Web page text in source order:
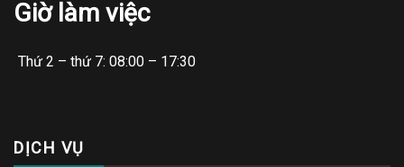
Giờ làm việc
Thứ 2 – thứ 7: 08:00 – 17:30
DỊCH VỤ